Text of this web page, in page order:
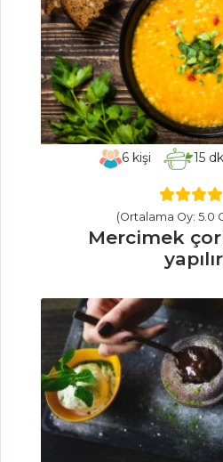
Et Yemekleri Tüm
Tarifleri
HAMUR İŞLERI
ÇİLEKLİ
FINDIK KREMALI
BAŞPARMAK
Kurabiye
Hamur İşleri Tüm
Tarifleri
BALIK
YEMEKLERI
6kişi 15
(Ortalama Oy: 5.0
Mercimek